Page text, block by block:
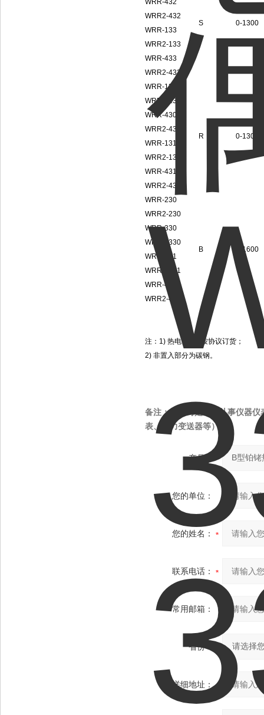
WRR-432
WRR2-432
S
0-1300
WRR-133
WRR2-133
WRR-433
WRR2-433
WRR-130
WRR2-130
WRR-430
WRR2-430
R
0-1300
WRR-131
WRR2-131
WRR-431
WRR2-431
WRR-230
WRR2-230
WRR-330
WRR2-330
B
0-1600
WRR-131
WRR2-131
WRR-431
WRR2-431
注：1) 热电偶 I 级按协议订货；
2) 非置入部分为碳钢。
备注：本公司是专业从事仪器仪
表、压力变送器等）
产品：
您的单位：
您的姓名：
联系电话：
常用邮箱：
省份：
详细地址：